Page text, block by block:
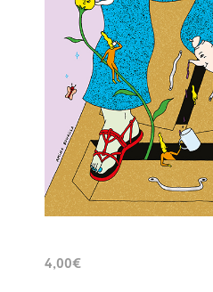
4,00€